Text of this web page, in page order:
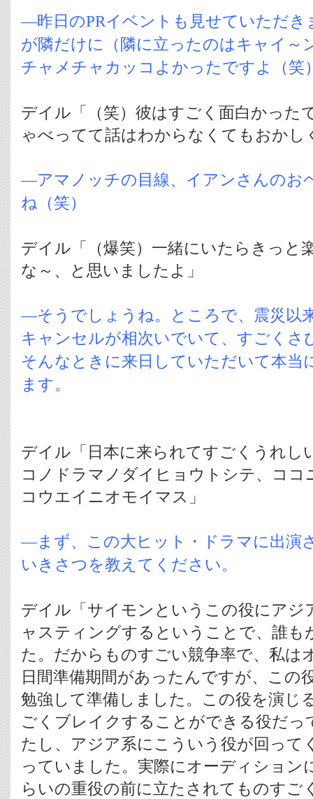
―昨日のPRイベントも見せていただき
が隣だけに（隣に立ったのはキャイ～
チャメチャカッコよかったですよ（笑
デイル「（笑）彼はすごく面白かった
ゃべってて話はわからなくてもおかし
―アマノッチの目線、イアンさんのお
ね（笑）
デイル「（爆笑）一緒にいたらきっと
な～、と思いましたよ」
―そうでしょうね。ところで、震災以
キャンセルが相次いでいて、すごくさ
そんなときに来日していただいて本当
ます。
デイル「日本に来られてすごくうれし
コノドラマノダイヒョウトシテ、ココ
コウエイニオモイマス」
―まず、この大ヒット・ドラマに出演
いきさつを教えてください。
デイル「サイモンというこの役にアジ
ャスティングするということで、誰も
た。だからものすごい競争率で、私は
日間準備期間があったんですが、この
勉強して準備しました。この役を演じ
ごくブレイクすることができる役だっ
たし、アジア系にこういう役が回って
っていました。実際にオーディション
らいの重役の前に立たされてものすご